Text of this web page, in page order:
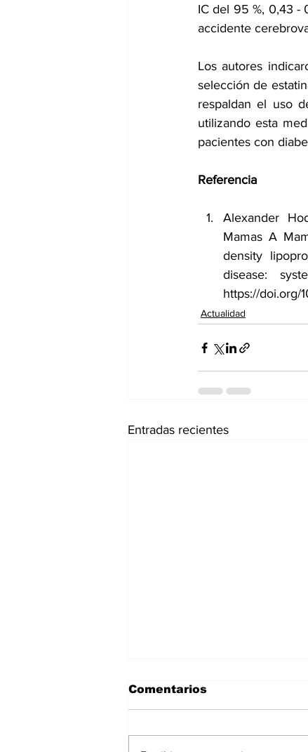
IC del 95 %, 0,43 -
accidente
Los autores
selección de
respaldan el uso
utilizando esta
pacientes con
Referencia
Alexander
Mamas A
density
disease:
https://doi.org/
Actualidad
Entradas recientes
Comentarios